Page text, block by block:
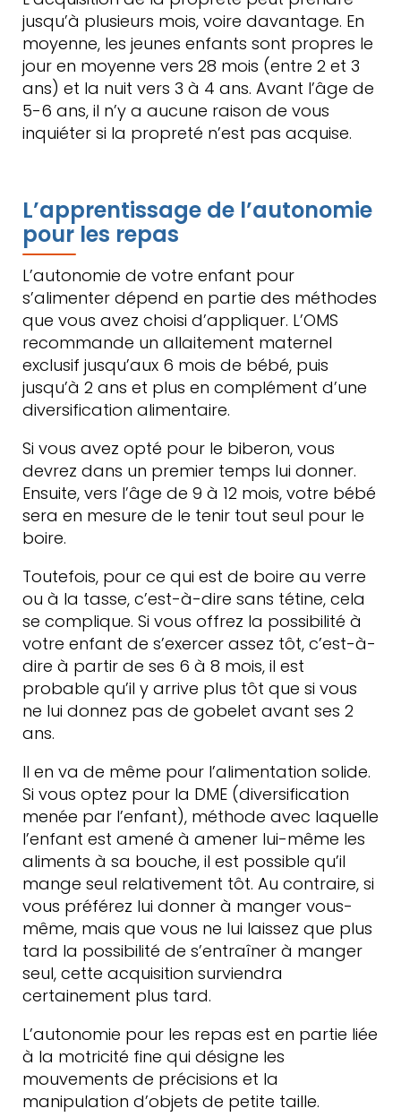
jusqu’à plusieurs mois, voire davantage. En
moyenne, les jeunes enfants sont propres le
jour en moyenne vers 28 mois (entre 2 et 3
ans) et la nuit vers 3 à 4 ans. Avant l’âge de
5-6 ans, il n’y a aucune raison de vous
inquiéter si la propreté n’est pas acquise.
L’apprentissage de l’autonomie
pour les repas
L’autonomie de votre enfant pour
s’alimenter dépend en partie des méthodes
que vous avez choisi d’appliquer. L’OMS
recommande un allaitement maternel
exclusif jusqu’aux 6 mois de bébé, puis
jusqu’à 2 ans et plus en complément d’une
diversification alimentaire.
Si vous avez opté pour le biberon, vous
devrez dans un premier temps lui donner.
Ensuite, vers l’âge de 9 à 12 mois, votre bébé
sera en mesure de le tenir tout seul pour le
boire.
Toutefois, pour ce qui est de boire au verre
ou à la tasse, c’est-à-dire sans tétine, cela
se complique. Si vous offrez la possibilité à
votre enfant de s’exercer assez tôt, c’est-à-
dire à partir de ses 6 à 8 mois, il est
probable qu’il y arrive plus tôt que si vous
ne lui donnez pas de gobelet avant ses 2
ans.
Il en va de même pour l’alimentation solide.
Si vous optez pour la DME (diversification
menée par l’enfant), méthode avec laquelle
l’enfant est amené à amener lui-même les
aliments à sa bouche, il est possible qu’il
mange seul relativement tôt. Au contraire, si
vous préférez lui donner à manger vous-
même, mais que vous ne lui laissez que plus
tard la possibilité de s’entraîner à manger
seul, cette acquisition surviendra
certainement plus tard.
L’autonomie pour les repas est en partie liée
à la motricité fine qui désigne les
mouvements de précisions et la
manipulation d’objets de petite taille.